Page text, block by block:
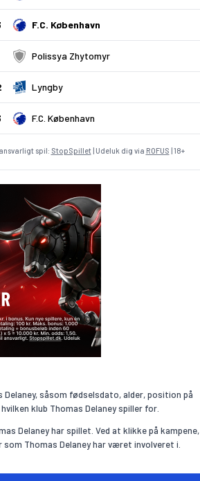
F.C. København
Polissya Zhytomyr
Lyngby
F.C. København
spil: StopSpillet| Udeluk dig via ROFUS | 18+
såsom fødselsdato, alder, position på
klub Thomas Delaney spiller for.
Delaney har spillet. Ved at klikke på kampene,
Thomas Delaney har været involveret i.